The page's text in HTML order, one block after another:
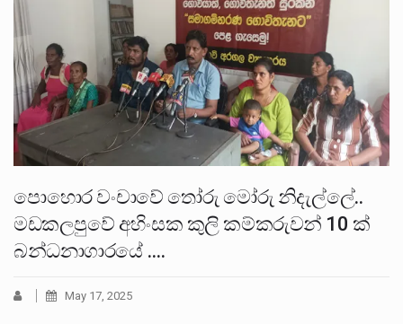
පොහොර වංචාවේ තෝරු මෝරු නිදැල්ලේ..
මඩකලපුවේ අහිංසක කුලි කම්කරුවන් 10 ක්
බන්ධනාගාරයේ ….
May 17, 2025